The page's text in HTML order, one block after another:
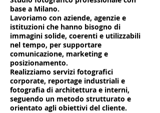
base a Milano.
Lavoriamo con aziende, agenzie e
istituzioni che hanno bisogno di
immagini solide, coerenti e utilizzabili
nel tempo, per supportare
comunicazione, marketing e
posizionamento.
Realizziamo servizi fotografici
corporate, reportage industriali e
fotografia di architettura e interni,
seguendo un metodo strutturato e
orientato agli obiettivi del cliente.